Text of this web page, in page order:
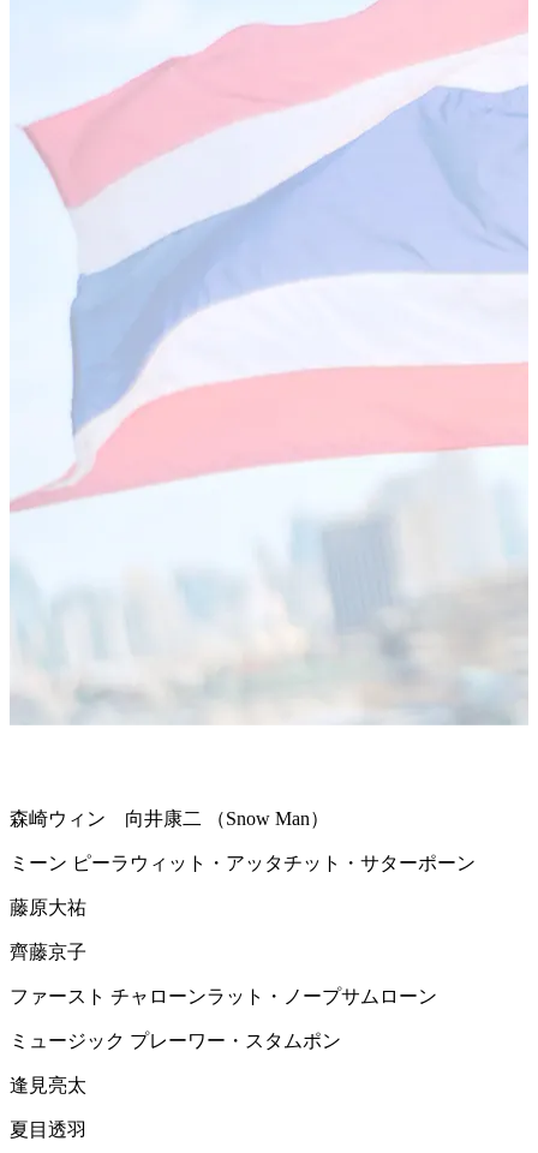
森崎ウィン 向井康二 （Snow Man）
ミーン ピーラウィット・アッタチット・サターポーン
藤原大祐
齊藤京子
ファースト チャローンラット・ノープサムローン
ミュージック プレーワー・スタムポン
逢見亮太
夏目透羽